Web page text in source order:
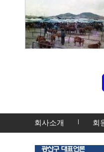
회사소개 회